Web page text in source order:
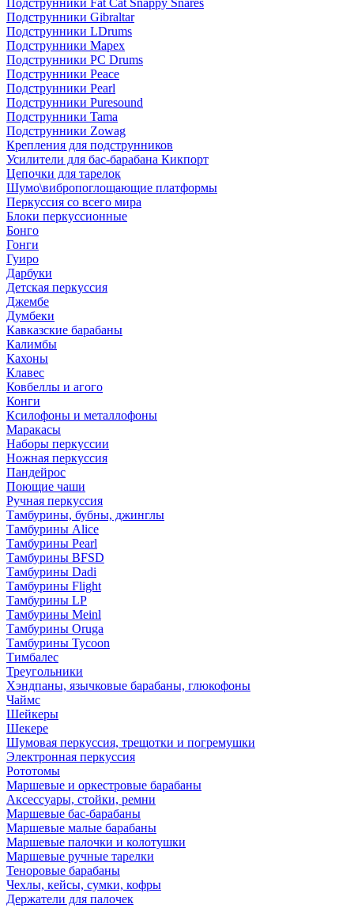
Подструнники Fat Cat Snappy Snares
Подструнники Gibraltar
Подструнники LDrums
Подструнники Mapex
Подструнники PC Drums
Подструнники Peace
Подструнники Pearl
Подструнники Puresound
Подструнники Tama
Подструнники Zowag
Крепления для подструнников
Усилители для бас-барабана Кикпорт
Цепочки для тарелок
Шумо\вибропоглощающие платформы
Перкуссия со всего мира
Блоки перкуссионные
Бонго
Гонги
Гуиро
Дарбуки
Детская перкуссия
Джембе
Думбеки
Кавказские барабаны
Калимбы
Кахоны
Клавес
Ковбеллы и агого
Конги
Ксилофоны и металлофоны
Маракасы
Наборы перкуссии
Ножная перкуссия
Пандейрос
Поющие чаши
Ручная перкуссия
Тамбурины, бубны, джинглы
Тамбурины Alice
Тамбурины Pearl
Тамбурины BFSD
Тамбурины Dadi
Тамбурины Flight
Тамбурины LP
Тамбурины Meinl
Тамбурины Oruga
Тамбурины Tycoon
Тимбалес
Треугольники
Хэндпаны, язычковые барабаны, глюкофоны
Чаймс
Шейкеры
Шекере
Шумовая перкуссия, трещотки и погремушки
Электронная перкуссия
Рототомы
Маршевые и оркестровые барабаны
Аксессуары, стойки, ремни
Маршевые бас-барабаны
Маршевые малые барабаны
Маршевые палочки и колотушки
Маршевые ручные тарелки
Теноровые барабаны
Чехлы, кейсы, сумки, кофры
Держатели для палочек